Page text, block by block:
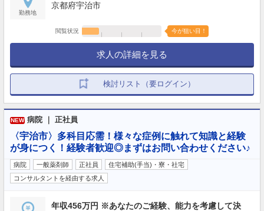
勤務地
京都府宇治市
閲覧状況 今が狙い目！
求人の詳細を見る
検討リスト（要ログイン）
NEW 病院 ｜ 正社員
〈宇治市〉多科目応需！様々な症例に触れて知識と経験
が身につく！経験者歓迎◎まずはお問い合わせください♪
病院 一般薬剤師 正社員
住宅補助(手当)・寮・社宅
コンサルタントを経由する求人
年収456万円 ※あなたのご経験、能力を考慮して決